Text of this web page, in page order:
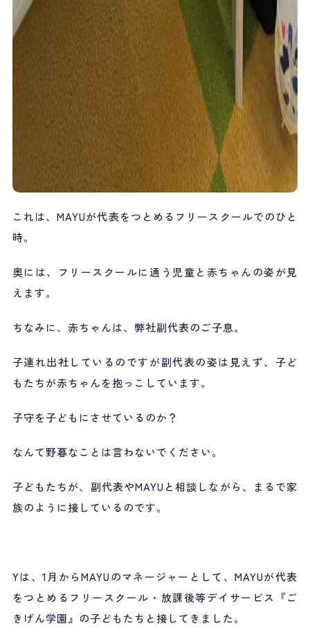
これは、MAYUが代表をつとめるフリースクールでのひと
時。
奥には、フリースクールに通う児童と赤ちゃんの姿が見
えます。
ちなみに、赤ちゃんは、弊社副代表のご子息。
子連れ出社しているのですが副代表の姿は見えず、子ど
もたちが赤ちゃんを抱っこしています。
子守を子どもにさせているのか？
なんて野暮なことは言わないでください。
子どもたちが、副代表やMAYUと相談しながら、まるで家
族のように接しているのです。
Yは、1月からMAYUのマネージャーとして、MAYUが代表
をつとめるフリースクール・放課後等デイサービス『ご
きげん学園』の子どもたちと接してきました。